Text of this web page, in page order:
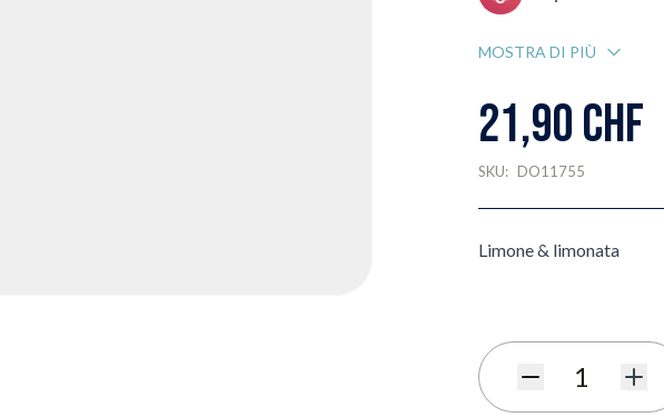
MOSTRA DI PIÙ
21,90 CHF
SKU: DO11755
Limone & limonata
Quantità